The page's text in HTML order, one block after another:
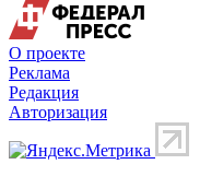
О проекте
Реклама
Редакция
Авторизация